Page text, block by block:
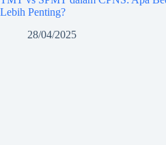
Lebih Penting?
28/04/2025